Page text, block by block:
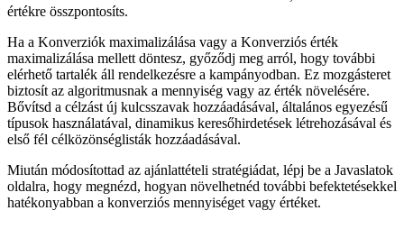
értékre összpontosíts.
Ha a Konverziók maximalizálása vagy a Konverziós érték
maximalizálása mellett döntesz, győződj meg arról, hogy további
elérhető tartalék áll rendelkezésre a kampányodban. Ez mozgásteret
biztosít az algoritmusnak a mennyiség vagy az érték növelésére.
Bővítsd a célzást új kulcsszavak hozzáadásával, általános egyezésű
típusok használatával, dinamikus keresőhirdetések létrehozásával és
első fél célközönséglisták hozzáadásával.
Miután módosítottad az ajánlattételi stratégiádat, lépj be a Javaslatok
oldalra, hogy megnézd, hogyan növelhetnéd további befektetésekkel
hatékonyabban a konverziós mennyiséget vagy értéket.